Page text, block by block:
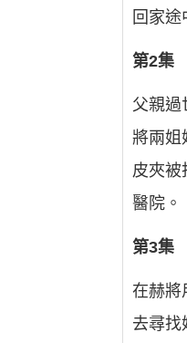
回家途
第2集
父親過
將兩姐
皮夾被
醫院。
第3集
在赫將
去尋找